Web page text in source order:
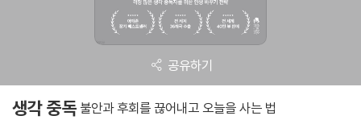
공유하기
생각 중독 불안과 후회를 끊어내고 오늘을 사는 법